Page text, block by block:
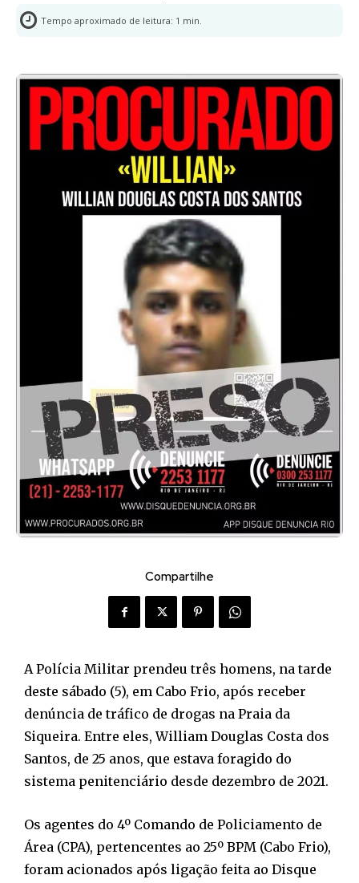
Tempo aproximado de leitura: 1 min.
Compartilhe
A Polícia Militar prendeu três homens, na tarde
deste sábado (5), em Cabo Frio, após receber
denúncia de tráfico de drogas na Praia da
Siqueira. Entre eles, William Douglas Costa dos
Santos, de 25 anos, que estava foragido do
sistema penitenciário desde dezembro de 2021.
Os agentes do 4º Comando de Policiamento de
Área (CPA), pertencentes ao 25º BPM (Cabo Frio),
foram acionados após ligação feita ao Disque